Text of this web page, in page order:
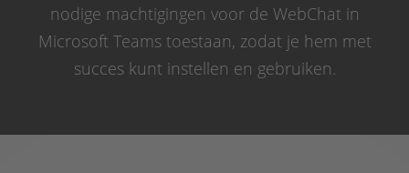
nodige machtigingen voor de WebChat in
Microsoft Teams toestaan, zodat je hem met
succes kunt instellen en gebruiken.